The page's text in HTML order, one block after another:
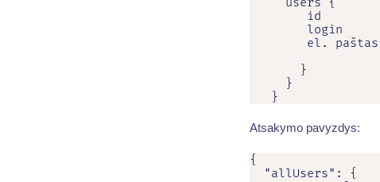
        id
        login
        el. paštas
       }
     }
   }
Atsakymo pavyzdys:
{
  "allUsers": {